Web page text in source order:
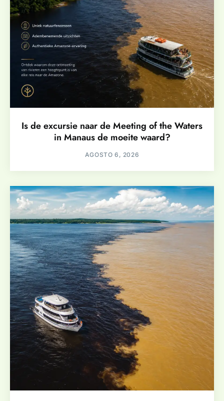
Is de excursie naar de Meeting of the Waters
in Manaus de moeite waard?
AGOSTO 6, 2026